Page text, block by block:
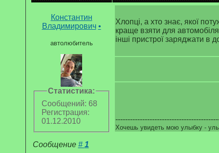
Константин
Владимирович •
автолюбитель
Статистика:
Сообщений: 68
Регистрация:
01.12.2010
Хлопці, а хто знає, якої
краще взяти для
інші пристрої заряджати в
Хочешь увидеть мою улыбку -
Сообщение # 1